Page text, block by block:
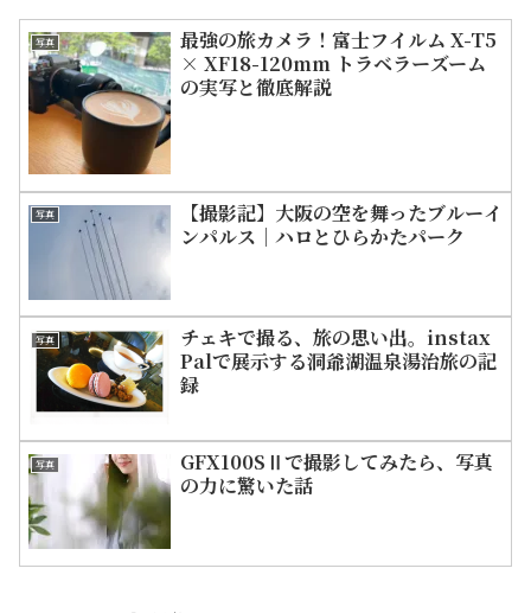
写真
最強の旅カメラ！富士フイルム X-T5
× XF18-120mm トラベラーズーム
の実写と徹底解説
写真
【撮影記】大阪の空を舞ったブルーイ
ンパルス｜ハロとひらかたパーク
写真
チェキで撮る、旅の思い出。instax
Palで展示する洞爺湖温泉湯治旅の記
録
写真
GFX100SⅡで撮影してみたら、写真
の力に驚いた話